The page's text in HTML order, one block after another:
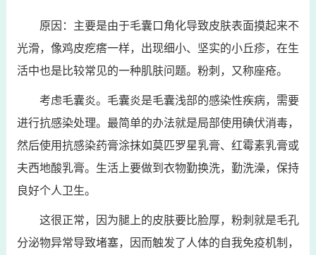
原因：主要是由于毛囊口角化导致皮肤表面摸起来不
光滑，像鸡皮疙瘩一样，出现细小、坚实的小丘疹，在生
活中也是比较常见的一种肌肤问题。粉刺，又称座疮。
考虑毛囊炎。毛囊炎是毛囊浅部的感染性疾病，需要
进行抗感染处理。最简单的办法就是局部使用碘伏消毒，
然后使用抗感染药膏涂抹如莫匹罗星乳膏、红霉素乳膏或
夫西地酸乳膏。生活上要做到衣物勤换洗，勤洗澡，保持
良好个人卫生。
这很正常，因为腿上的皮肤要比脸厚，粉刺就是毛孔
分泌物异常导致堵塞，因而触发了人体的自我免疫机制，